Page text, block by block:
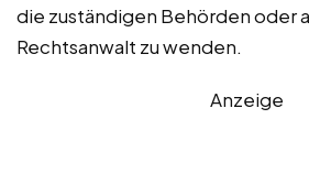
die zuständigen Behörden oder
Rechtsanwalt zu wenden.
Anzeige